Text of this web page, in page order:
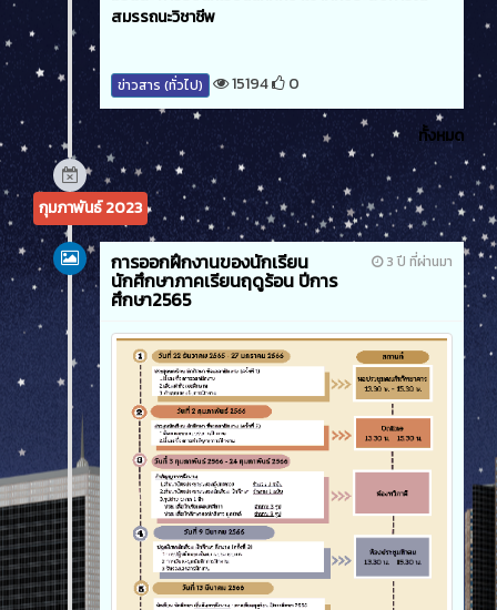
สมรรถนะวิชาชีพ
ข่าวสาร (ทั่วไป) 15194 0
ทั้งหมด
กุมภาพันธ์ 2023
3 ปี ที่ผ่านมา
การออกฝึกงานของนักเรียน
นักศึกษาภาคเรียนฤดูร้อน ปีการ
ศึกษา2565